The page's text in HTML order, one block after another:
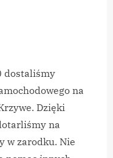
dostaliśmy
na
Dzięki
na
w zarodku. Nie